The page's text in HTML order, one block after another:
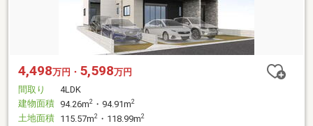
4,498万円・ 5,598万円
間取り
4LDK
建物面積 94.26m2 ・94.91m2
土地面積 115.57m2 ・118.99m2